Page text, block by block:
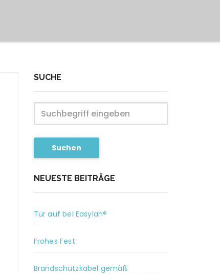
SUCHE
Suchen
NEUESTE BEITRÄGE
Tür auf bei Easylan®
Frohes Fest
Brandschutzkabel gemäß